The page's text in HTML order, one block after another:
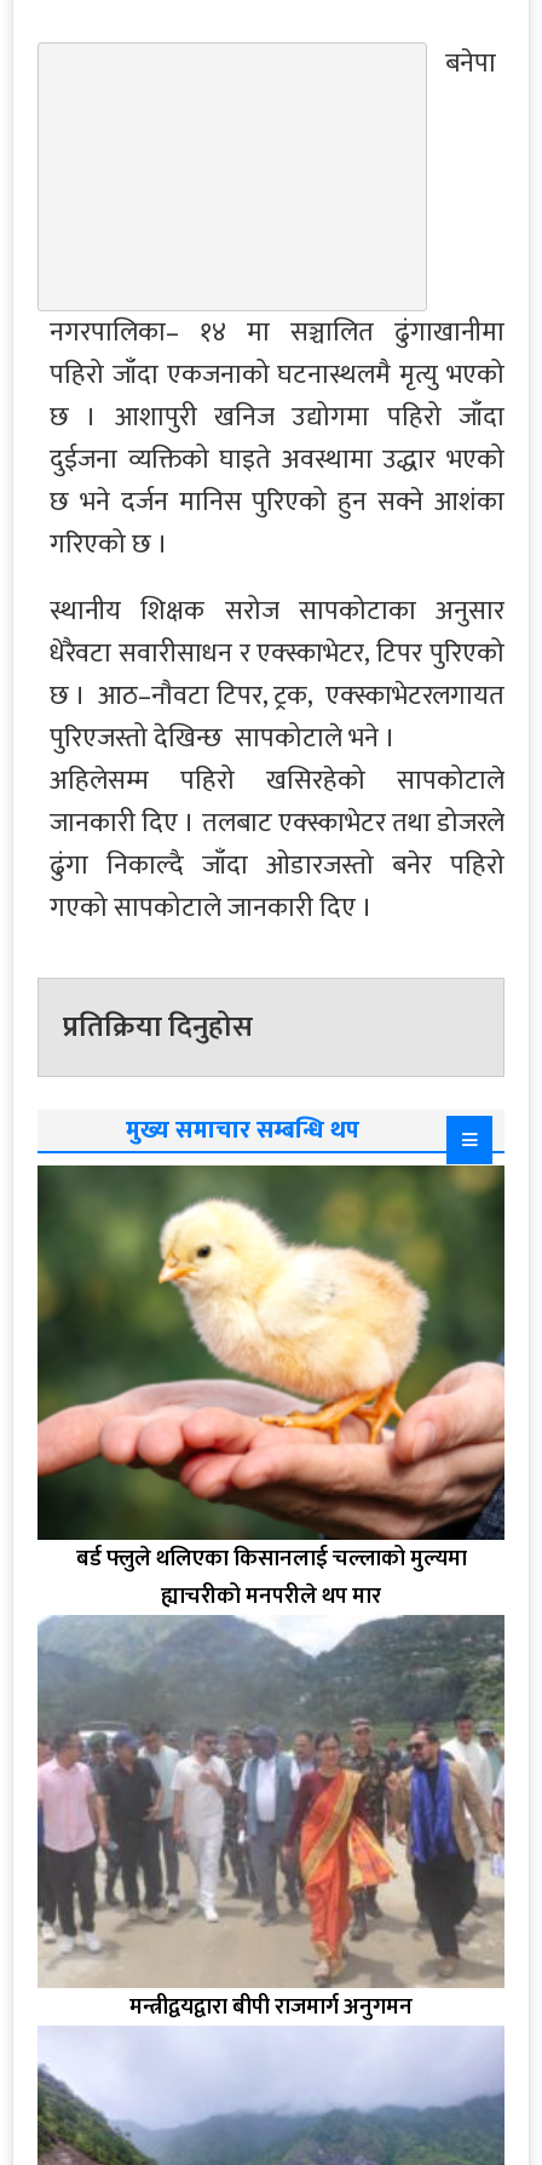
बनेपा
नगरपालिका– १४ मा सञ्चालित ढुंगाखानीमा
पहिरो जाँदा एकजनाको घटनास्थलमै मृत्यु भएको
छ । आशापुरी खनिज उद्योगमा पहिरो जाँदा
दुईजना व्यक्तिको घाइते अवस्थामा उद्धार भएको
छ भने दर्जन मानिस पुरिएको हुन सक्ने आशंका
गरिएको छ ।
स्थानीय शिक्षक सरोज सापकोटाका अनुसार
धेरैवटा सवारीसाधन र एक्स्काभेटर, टिपर पुरिएको
छ । आठ–नाैवटा टिपर, ट्रक, एक्स्काभेटरलगायत
पुरिएजस्तो देखिन्छ सापकोटाले भने ।
अहिलेसम्म पहिरो खसिरहेको सापकोटाले
जानकारी दिए । तलबाट एक्स्काभेटर तथा डोजरले
ढुंगा निकाल्दै जाँदा ओडारजस्तो बनेर पहिरो
गएको सापकोटाले जानकारी दिए ।
प्रतिक्रिया दिनुहोस
मुख्य समाचार सम्बन्धि थप
बर्ड फ्लुले थलिएका किसानलाई चल्लाको मुल्यमा
ह्याचरीको मनपरीले थप मार
मन्त्रीद्वयद्वारा बीपी राजमार्ग अनुगमन